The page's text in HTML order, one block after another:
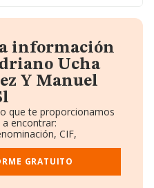
información
Ucha
Y Manuel
que te proporcionamos
encontrar:
CIF,
(BORME).
y Empleados.
y Administradores.
GRATUITO